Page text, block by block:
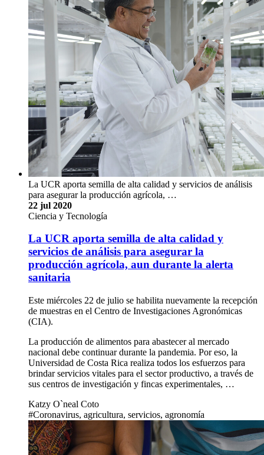
La UCR aporta semilla de alta calidad y servicios de análisis
para asegurar la producción agrícola, …
22 jul 2020
Ciencia y Tecnología
La UCR aporta semilla de alta calidad y
servicios de análisis para asegurar la
producción agrícola, aun durante la alerta
sanitaria
Este miércoles 22 de julio se habilita nuevamente la recepción
de muestras en el Centro de Investigaciones Agronómicas
(CIA).
La producción de alimentos para abastecer al mercado
nacional debe continuar durante la pandemia. Por eso, la
Universidad de Costa Rica realiza todos los esfuerzos para
brindar servicios vitales para el sector productivo, a través de
sus centros de investigación y fincas experimentales, …
Katzy O`neal Coto
#Coronavirus, agricultura, servicios, agronomía